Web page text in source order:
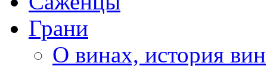
Грани
О винах, история вин